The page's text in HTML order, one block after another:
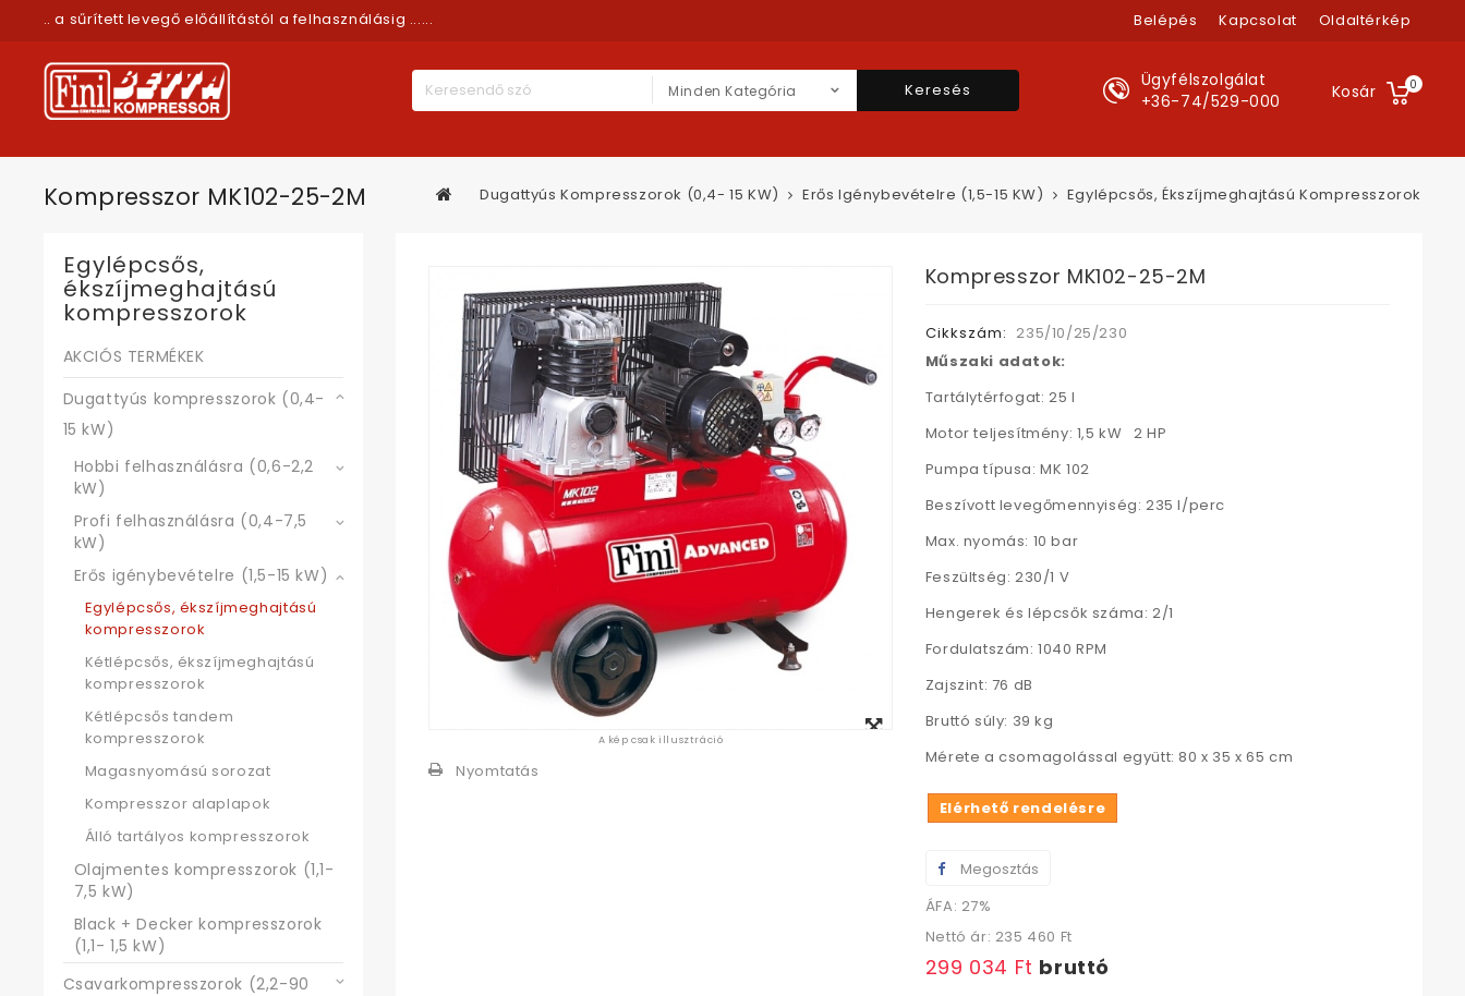
.. a sűrített levegő előállítástól a felhasználásig ...... Belépés Kapcsolat Oldaltérkép
Kosár 0
Ügyfélszolgálat
+36-74/529-000
Minden Kategória Keresés
Kompresszor MK102-25-2M Dugattyús Kompresszorok (0,4- 15 KW) Erős Igénybevételre (1,5-15 KW) Egylépcsős, Ékszíjmeghajtású Kompresszorok
Egylépcsős,
ékszíjmeghajtású
kompresszorok
AKCIÓS TERMÉKEK
Dugattyús kompresszorok (0,4-
15 kW)
Hobbi felhasználásra (0,6-2,2
kW)
Profi felhasználásra (0,4-7,5
kW)
Erős igénybevételre (1,5-15 kW)
Egylépcsős, ékszíjmeghajtású
kompresszorok
Kétlépcsős, ékszíjmeghajtású
kompresszorok
Kétlépcsős tandem
kompresszorok
Magasnyomású sorozat
Kompresszor alaplapok
Álló tartályos kompresszorok
Olajmentes kompresszorok (1,1-
7,5 kW)
Black + Decker kompresszorok
(1,1- 1,5 kW)
Csavarkompresszorok (2,2-90
A kép csak illusztráció
Nyomtatás
Kompresszor MK102-25-2M
Cikkszám: 235/10/25/230
Műszaki adatok:
Tartálytérfogat: 25 l
Motor teljesítmény: 1,5 kW 2 HP
Pumpa típusa: MK 102
Beszívott levegőmennyiség: 235 l/perc
Max. nyomás: 10 bar
Feszültség: 230/1 V
Hengerek és lépcsők száma: 2/1
Fordulatszám: 1040 RPM
Zajszint: 76 dB
Bruttó súly: 39 kg
Mérete a csomagolással együtt: 80 x 35 x 65 cm
Elérhető rendelésre
Megosztás
ÁFA: 27%
Nettó ár: 235 460 Ft‎
299 034 Ft‎ bruttó